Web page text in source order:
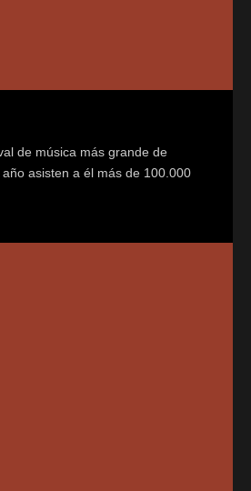
de música más grande de
asisten a él más de 100.000